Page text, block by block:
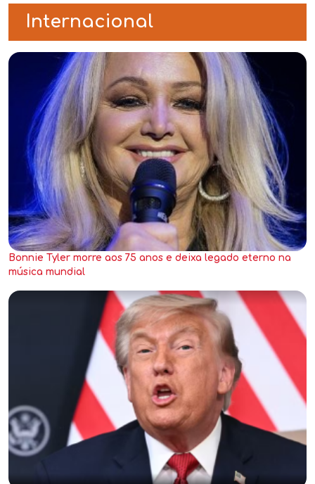
Internacional
Bonnie Tyler morre aos 75 anos e deixa legado eterno na
música mundial